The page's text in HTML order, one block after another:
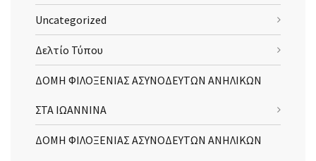
Uncategorized
Δελτίο Τύπου
ΔΟΜΗ ΦΙΛΟΞΕΝΙΑΣ ΑΣΥΝΟΔΕΥΤΩΝ ΑΝΗΛΙΚΩΝ
ΣΤΑ ΙΩΑΝΝΙΝΑ
ΔΟΜΗ ΦΙΛΟΞΕΝΙΑΣ ΑΣΥΝΟΔΕΥΤΩΝ ΑΝΗΛΙΚΩΝ